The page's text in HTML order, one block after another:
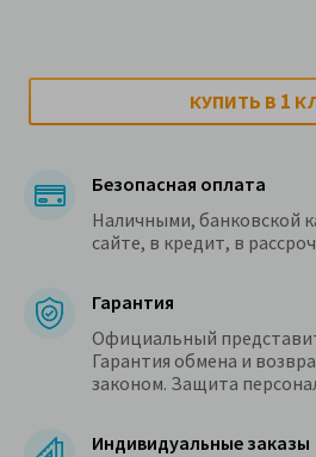
КУПИТЬ В 1
Безопасная оплата
Наличными, банковской
сайте, в кредит, в
Гарантия
Официальный
Гарантия обмена и
законом. Защита
Индивидуальные заказы